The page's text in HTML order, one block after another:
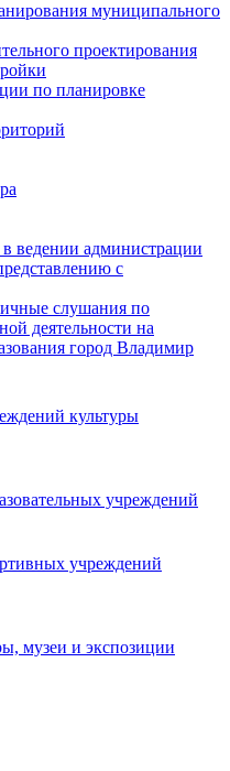
муниципального
проектирования
по планировке
ведении администрации
с
слушания по
деятельности на
город Владимир
культуры
учреждений
учреждений
музеи и экспозиции